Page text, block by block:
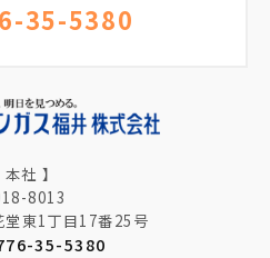
35-5380
本社 】
8013
堂東1丁目17番25号
35-5380